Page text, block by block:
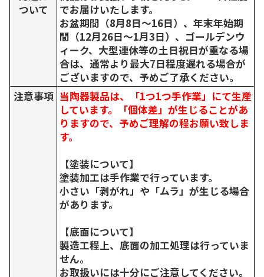
ついて
でお届けいたします。
お盆期間（8月8日～16日）、年末年始期
間（12月26日～1月3日）、ゴールデンウ
ィーク、大型連休等の土日祝日が重なる場
合は、通常より最大7日程度遅れる場合が
ございますので、予めご了承ください。
注意事項 当陶器製品は、「1つ1つ手作業」にて生産
しています。「個体差」が生じることがあ
りますので、予めご理解の程お願い致しま
す。
【塗装について】
塗装加工は手作業で行っています。
小さい「剥がれ」や「ムラ」が生じる場合
があります。
【底面について】
製造工程上、底面の加工処理は行っていま
せん。
お取扱いには十分にご注意してください。